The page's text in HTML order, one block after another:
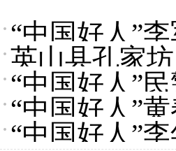
“中国好人”
英山县孔家
生活”
“中国好人”
“中国好人”
“中国好人”